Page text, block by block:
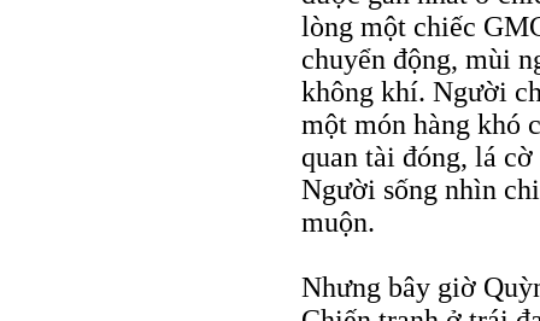
lòng một chiếc
chuyển động, mùi
không khí. Người
một món hàng khó
quan tài đóng, lá
Người sống nhìn
muộn.
Nhưng bây giờ